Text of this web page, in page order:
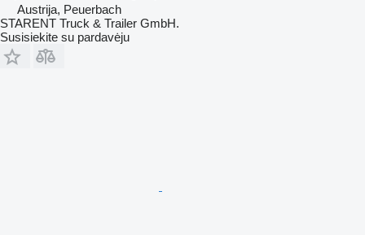
Austrija, Peuerbach
STARENT Truck & Trailer GmbH.
Susisiekite su pardavėju